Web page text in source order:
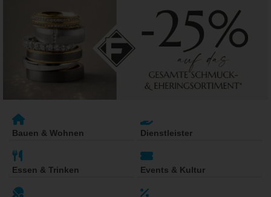
Bauen & Wohnen Dienstleister
Essen & Trinken Events & Kultur